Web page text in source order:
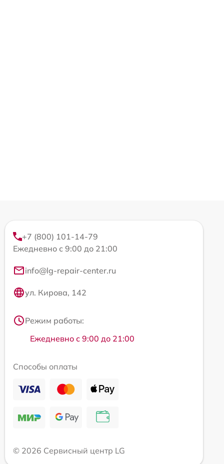
+7 (800) 101-14-79
Ежедневно с 9:00 до 21:00
info@lg-repair-center.ru
ул. Кирова, 142
Режим работы:
Ежедневно с 9:00 до 21:00
Способы оплаты
© 2026 Сервисный центр LG